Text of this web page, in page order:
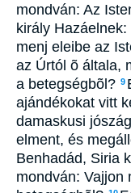
mondván: Az
király
menj eleibe az
az Úrtól õ általa,
a betegségbõl? 9
ajándékokat vitt
damaskusi
elment, és
Benhadád, Siria
mondván: Vajjon